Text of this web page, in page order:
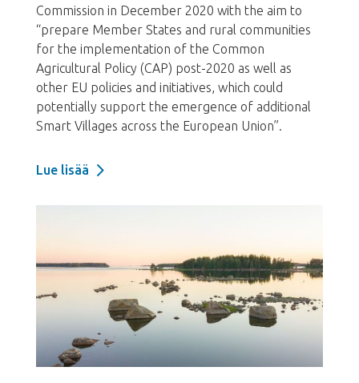
Commission in December 2020 with the aim to
“prepare Member States and rural communities
for the implementation of the Common
Agricultural Policy (CAP) post-2020 as well as
other EU policies and initiatives, which could
potentially support the emergence of additional
Smart Villages across the European Union”.
Lue lisää